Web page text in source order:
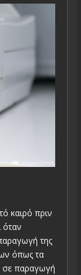
καιρό πριν
της
όπως τα
σε παραγωγή